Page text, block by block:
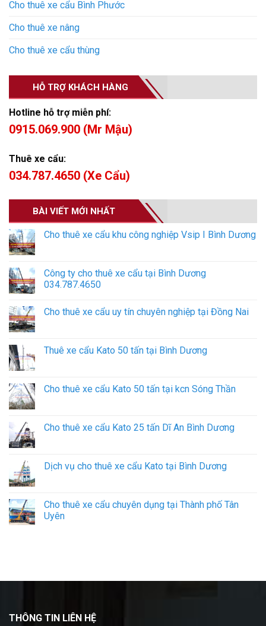
Cho thuê xe cẩu Bình Phước
Cho thuê xe nâng
Cho thuê xe cẩu thùng
HỖ TRỢ KHÁCH HÀNG
Hotline hỗ trợ miễn phí:
0915.069.900 (Mr Mậu)
Thuê xe cẩu:
034.787.4650 (Xe Cẩu)
BÀI VIẾT MỚI NHẤT
Cho thuê xe cẩu khu công nghiệp Vsip I Bình Dương
Công ty cho thuê xe cẩu tại Bình Dương
034.787.4650
Cho thuê xe cẩu uy tín chuyên nghiệp tại Đồng Nai
Thuê xe cẩu Kato 50 tấn tại Bình Dương
Cho thuê xe cẩu Kato 50 tấn tại kcn Sóng Thần
Cho thuê xe cẩu Kato 25 tấn Dĩ An Bình Dương
Dịch vụ cho thuê xe cẩu Kato tại Bình Dương
Cho thuê xe cẩu chuyên dụng tại Thành phố Tân
Uyên
THÔNG TIN LIÊN HỆ